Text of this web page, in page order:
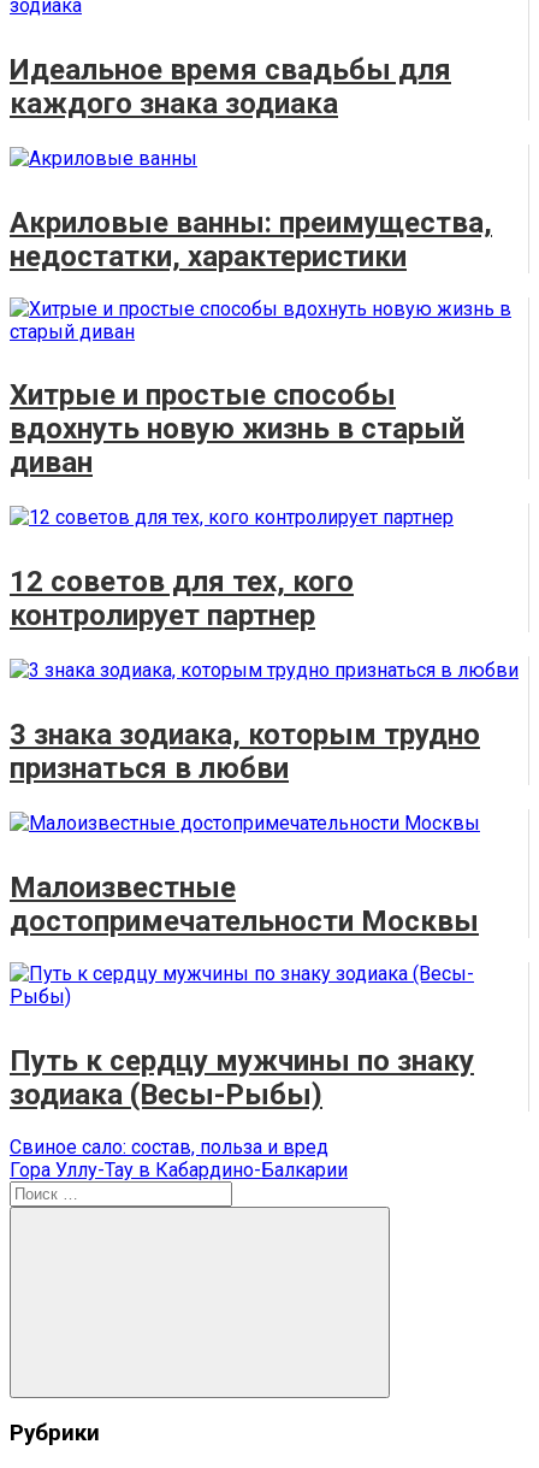
Идеальное время свадьбы для
каждого знака зодиака
Акриловые ванны: преимущества,
недостатки, характеристики
Хитрые и простые способы
вдохнуть новую жизнь в старый
диван
12 советов для тех, кого
контролирует партнер
3 знака зодиака, которым трудно
признаться в любви
Малоизвестные
достопримечательности Москвы
Путь к сердцу мужчины по знаку
зодиака (Весы-Рыбы)
Навигация
по
записям
Предыдущая
запись:
Свиное сало: состав, польза и вред
Следующая
запись:
Гора Уллу-Тау в Кабардино-Балкарии
Поиск
для:
Поиск
Рубрики